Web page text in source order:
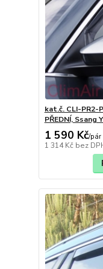
kat.č. CLI-
PŘEDNÍ, Ssang
1 590 Kč/pár
1 314 Kč bez